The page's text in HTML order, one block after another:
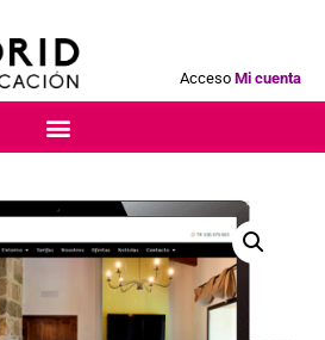
Acceso Mi cuenta